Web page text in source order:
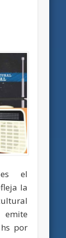
es el
la
emite
por